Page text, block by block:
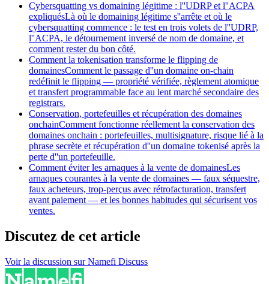
Cybersquatting vs domaining légitime : l''UDRP et l''ACPA
expliquésLà où le domaining légitime s''arrête et où le
cybersquatting commence : le test en trois volets de l''UDRP,
l''ACPA, le détournement inversé de nom de domaine, et
comment rester du bon côté.
Comment la tokenisation transforme le flipping de
domainesComment le passage d''un domaine on-chain
redéfinit le flipping — propriété vérifiée, règlement atomique
et transfert programmable face au lent marché secondaire des
registrars.
Conservation, portefeuilles et récupération des domaines
onchainComment fonctionne réellement la conservation des
domaines onchain : portefeuilles, multisignature, risque lié à la
phrase secrète et récupération d''un domaine tokenisé après la
perte d''un portefeuille.
Comment éviter les arnaques à la vente de domainesLes
arnaques courantes à la vente de domaines — faux séquestre,
faux acheteurs, trop-perçus avec rétrofacturation, transfert
avant paiement — et les bonnes habitudes qui sécurisent vos
ventes.
Discutez de cet article
Voir la discussion sur Namefi Discuss